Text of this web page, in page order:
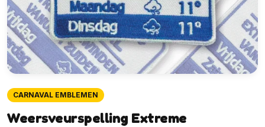
CARNAVAL EMBLEMEN
Weersveurspelling Extreme